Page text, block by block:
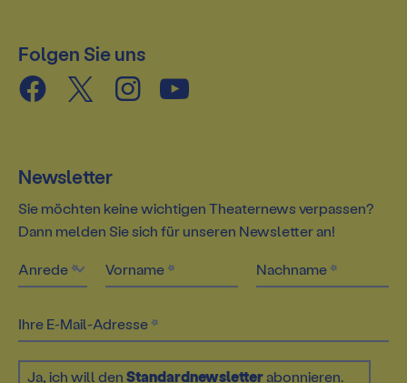
Offenes Staatstheater
Webshop
Abos 26/27
Ausschreibungen
Theaterverein Cottbus
News
Newsletter
Folgen Sie uns
Newsletter
Sie möchten keine wichtigen Theaternews verpassen?
Dann melden Sie sich für unseren Newsletter an!
Anrede Vorname Nachname
Ihre E-Mail-Adresse
Ja, ich will den Standardnewsletter abonnieren.